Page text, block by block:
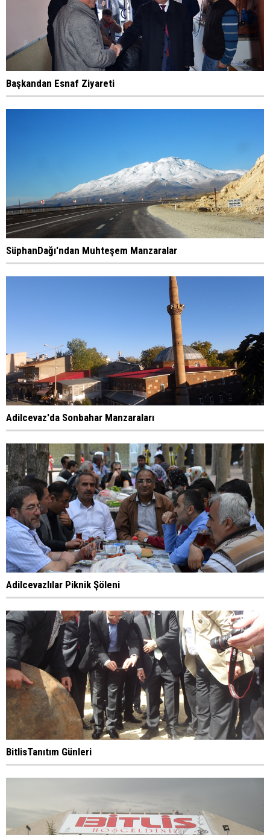
Başkandan Esnaf Ziyareti
SüphanDağı'ndan Muhteşem Manzaralar
Adilcevaz'da Sonbahar Manzaraları
Adilcevazlılar Piknik Şöleni
BitlisTanıtım Günleri